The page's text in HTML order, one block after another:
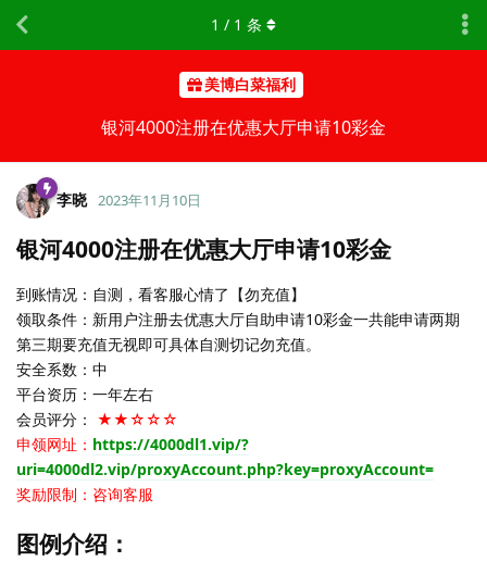
美博白菜福利
银河4000注册在优惠大厅申请10彩金
1 / 1 条
李晓 2023年11月10日
银河4000注册在优惠大厅申请10彩金
到账情况：自测，看客服心情了【勿充值】
领取条件：新用户注册去优惠大厅自助申请10彩金一共能申请两期
第三期要充值无视即可具体自测切记勿充值。
安全系数：中
平台资历：一年左右
会员评分： ★★☆☆☆
申领网址： https://4000dl1.vip/?
uri=4000dl2.vip/proxyAccount.php?key=proxyAccount=
奖励限制：咨询客服
图例介绍：